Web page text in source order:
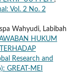
Vol. 2 No. 2
Wahyudi, Labibah
HUKUM
Research and
GREAT-MEI